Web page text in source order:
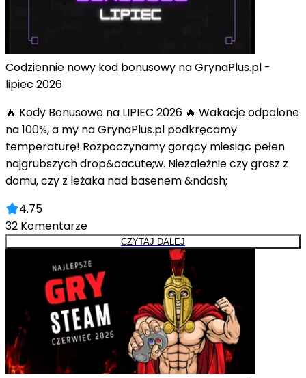
Codziennie nowy kod bonusowy na GrynaPlus.pl -
lipiec 2026
🔥 Kody Bonusowe na LIPIEC 2026 🔥 Wakacje odpalone
na 100%, a my na GrynaPlus.pl podkręcamy
temperaturę! Rozpoczynamy gorący miesiąc pełen
najgrubszych drop&oacute;w. Niezależnie czy grasz z
domu, czy z leżaka nad basenem &ndash;
4.75
32 Komentarze
CZYTAJ DALEJ